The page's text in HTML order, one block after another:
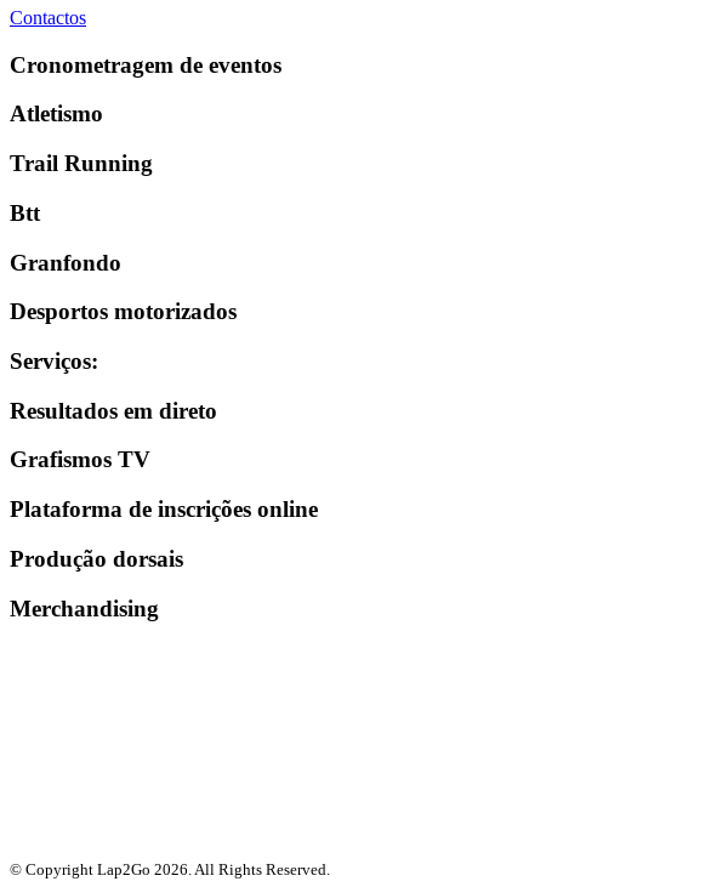
Contactos
Cronometragem de eventos
Atletismo
Trail Running
Btt
Granfondo
Desportos motorizados
Serviços:
Resultados em direto
Grafismos TV
Plataforma de inscrições online
Produção dorsais
Merchandising
© Copyright Lap2Go 2026. All Rights Reserved.